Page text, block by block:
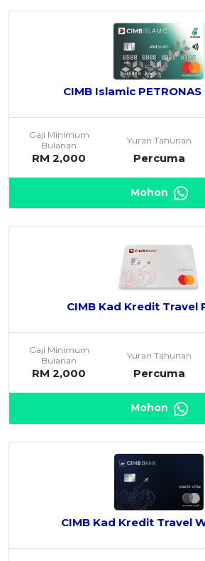
CIMB Islamic
Gaji Minimum
Bulanan
RM 2,000
Yuran Tahunan
Percuma
Mohon
CIMB Kad Kredit Travel
Gaji Minimum
Bulanan
RM 2,000
Yuran Tahunan
Percuma
Mohon
CIMB Kad Kredit Travel